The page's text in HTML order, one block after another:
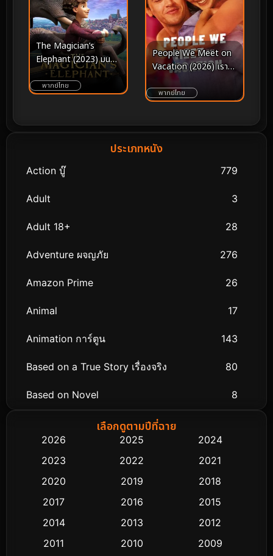
The Magician’s
Elephant (2023) มนตร์
คาถากับช้างวิเศษ
พากย์ไทย
People We Meet on
Vacation (2026) เรา
พากย์ไทย
ประเภทหนัง
Action บู๊ 779
Adult 3
Adult 18+ 28
Adventure ผจญภัย 276
Amazon Prime 26
Animal 17
Animation การ์ตูน 143
Based on a True Story เรื่องจริง 80
Based on Novel 8
Biography ชีวิตจริง
Classic หนังคลาสสิก
Comedy ตลก 453
เลือกดูตามปีที่ฉาย
2026 2025
2024
2023
2022
2021
2020
2019
2018
2017
2016
2015
2014
2013
2012
2011
2010
2009